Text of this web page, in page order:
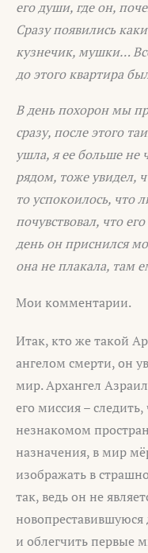
его души, где он,
Сразу появились
кузнечик, мушки…
до этого квартира
В день похорон мы
сразу, после этого
ушла, я ее больше не
рядом, тоже увидел,
то успокоилось, что
почувствовал, что
день он приснился
она не плакала, там
Мои комментарии.
Итак, кто же такой
ангелом смерти, он
мир. Архангел
его миссия –
незнакомом
назначения, в мир
изображать в
так, ведь он не
новопреставившуюся
и облегчить первые